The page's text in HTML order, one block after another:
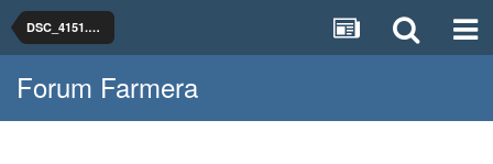
DSC_4151.JPG
Forum Farmera